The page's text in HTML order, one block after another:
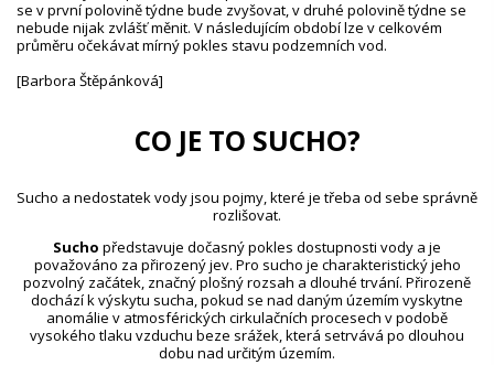
se v první polovině týdne bude zvyšovat, v druhé polovině týdne se
nebude nijak zvlášť měnit. V následujícím období lze v celkovém
průměru očekávat mírný pokles stavu podzemních vod.
[Barbora Štěpánková]
CO JE TO SUCHO?
Sucho a nedostatek vody jsou pojmy, které je třeba od sebe správně
rozlišovat.
Sucho představuje dočasný pokles dostupnosti vody a je
považováno za přirozený jev. Pro sucho je charakteristický jeho
pozvolný začátek, značný plošný rozsah a dlouhé trvání. Přirozeně
dochází k výskytu sucha, pokud se nad daným územím vyskytne
anomálie v atmosférických cirkulačních procesech v podobě
vysokého tlaku vzduchu beze srážek, která setrvává po dlouhou
dobu nad určitým územím.